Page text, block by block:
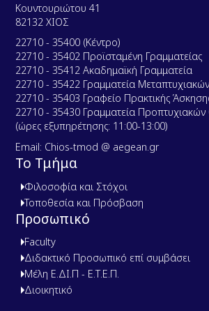
Κουντουριώτου 41
82132 ΧΙΟΣ
22710 - 35400 (Κέντρο)
22710 - 35402 Προϊσταμένη Γραμματείας
22710 - 35412 Ακαδημαϊκή Γραμματεία
22710 - 35422 Γραμματεία
22710 - 35403 Γραφείο Πρακτικής
22710 - 35430 Γραμματεία
(ώρες εξυπηρέτησης: 11:00-13:00)
Email: Chios-tmod @ aegean.gr
Το Τμήμα
Φιλοσοφία και Στόχοι
Τοποθεσία και Πρόσβαση
Προσωπικό
Faculty
Διδακτικό Προσωπικό επί συμβάσει
Μέλη Ε.ΔΙ.Π - Ε.Τ.Ε.Π.
Διοικητικό